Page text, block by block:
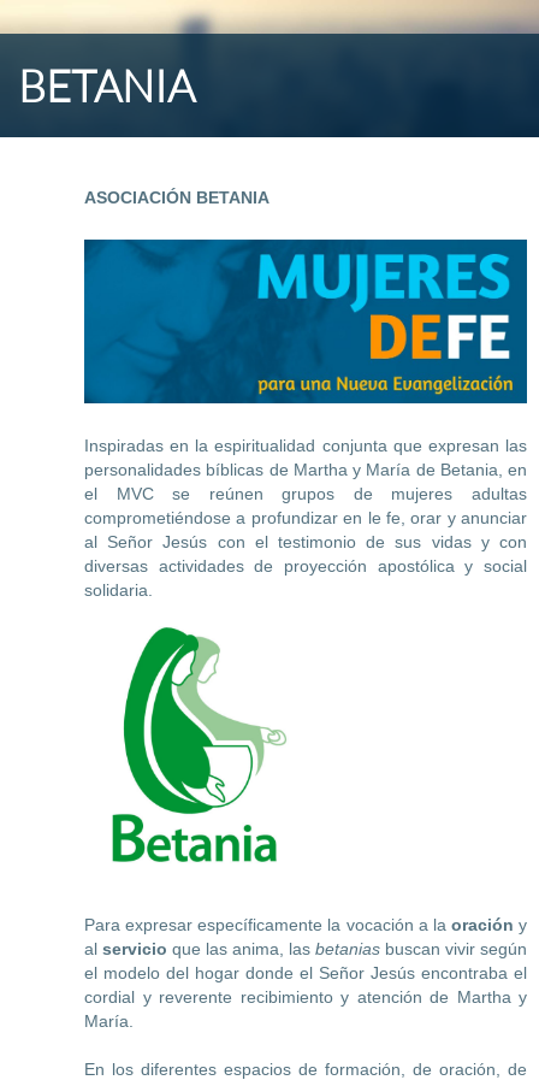
BETANIA
ASOCIACIÓN BETANIA
Inspiradas en la espiritualidad conjunta que expresan las
personalidades bíblicas de Martha y María de Betania, en
el MVC se reúnen grupos de mujeres adultas
comprometiéndose a profundizar en le fe, orar y anunciar
al Señor Jesús con el testimonio de sus vidas y con
diversas actividades de proyección apostólica y social
solidaria.
Para expresar específicamente la vocación a la oración y
al servicio que las anima, las betanias buscan vivir según
el modelo del hogar donde el Señor Jesús encontraba el
cordial y reverente recibimiento y atención de Martha y
María.
En los diferentes espacios de formación, de oración, de